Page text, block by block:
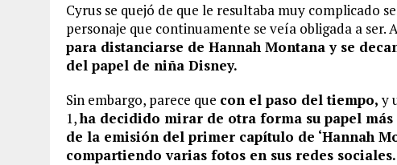
Cyrus se quejó de que le resultaba muy complicado
personaje que continuamente se veía obligada a ser.
para distanciarse de Hannah Montana y se
del papel de niña Disney.
Sin embargo, parece que con el paso del tiempo,y
1,ha decidido mirar de otra forma su papel
de la emisión del primer capítulo de ‘Hannah
compartiendo varias fotos en sus redes sociales.